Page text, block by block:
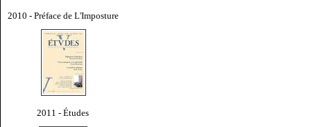
2010 - Préface de L'Imposture
2011 - Études